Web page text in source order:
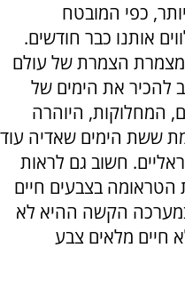
כפי המובטח
אותנו כבר חודשים.
מצמרת הצמרת של עולם
להכיר את הימים של
המחלוקות, היוהרה
ששת הימים שאדיה עוד
חשוב גם לראות
בצבעים חיים
במערכה הקשה ההיא לא
חיים מלאים צבע